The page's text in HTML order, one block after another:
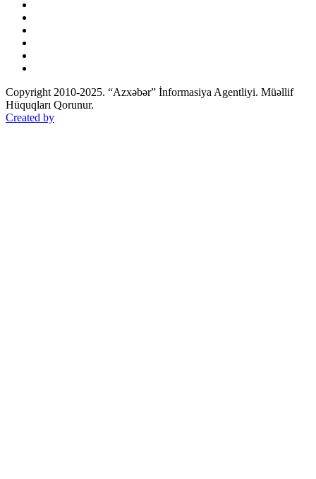
Copyright 2010-2025. “Azxəbər” İnformasiya Agentliyi. Müəllif
Hüquqları Qorunur.
Created by